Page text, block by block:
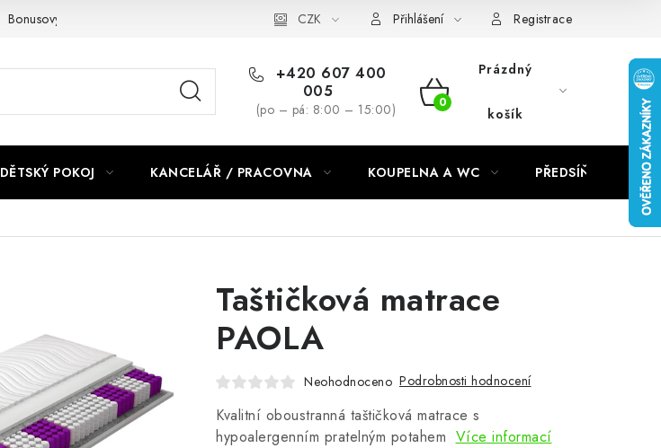
Bonusový program NBM+ CZK Přihlášení Registrace
+420 607 400
005
(po – pá: 8:00 – 15:00)
NÁKUPNÍ
Prázdný
košík
DĚTSKÝ POKOJ KANCELÁŘ / PRACOVNA KOUPELNA A WC PŘEDSÍŇ
Taštičková matrace
PAOLA
Neohodnoceno Podrobnosti hodnocení
Kvalitní oboustranná taštičková matrace s
hypoalergenním pratelným potahem Více informací